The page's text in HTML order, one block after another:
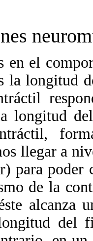
el
la longitud
longitud
llegar a
para poder
de la
alcanza
del